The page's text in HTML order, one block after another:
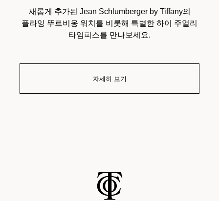
새롭게 추가된 Jean Schlumberger by Tiffany의
플라잉 뚜르비옹 워치를 비롯해 특별한 하이 주얼리
타임피스를 만나보세요.
자세히 보기